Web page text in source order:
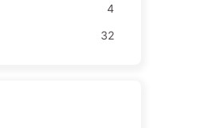
4
32